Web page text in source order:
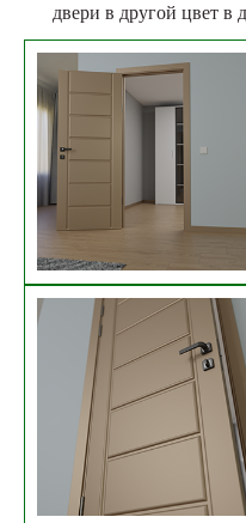
двери в другой цвет в